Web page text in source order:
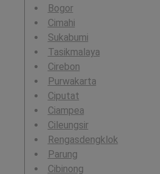
Bogor
Cimahi
Sukabumi
Tasikmalaya
Cirebon
Purwakarta
Ciputat
Ciampea
Cileungsir
Rengasdengklok
Parung
Cibinong